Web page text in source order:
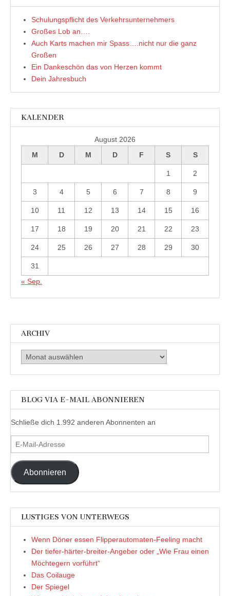
)
Schulungspflicht des Verkehrsunternehmers
Großes Lob an….
Auch Karts machen mir Spass….nicht nur die ganz
Großen
Ein Dankeschön das von Herzen kommt
Dein Jahresbuch
KALENDER
August 2026
M
D M D F S S
1 2
3 4 5 6 7 8 9
10 11 12 13 14 15 16
17 18 19 20 21 22 23
24 25 26 27 28 29 30
31
« Sep.
ARCHIV
Archiv
BLOG VIA E-MAIL ABONNIEREN
Schließe dich 1.992 anderen Abonnenten an
E-
Mail-
Adresse
Abonnieren
LUSTIGES VON UNTERWEGS
Wenn Döner essen Flipperautomaten-Feeling macht
Der tiefer-härter-breiter-Angeber oder „Wie Frau einen
Möchtegern vorführt“
Das Coilauge
Der Spiegel